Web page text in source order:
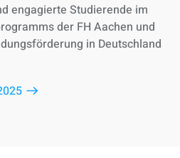
engagierte Studierende im
der FH Aachen und
in Deutschland